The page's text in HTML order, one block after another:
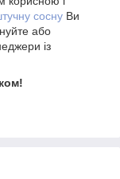
сосну Ви
або
із